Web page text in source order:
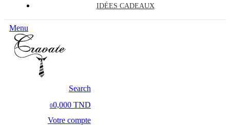
IDÉES CADEAUX
Menu
Search
00,000 TND
Votre compte